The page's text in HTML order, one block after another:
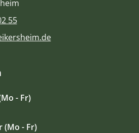
55
- Fr)
(Mo - Fr)